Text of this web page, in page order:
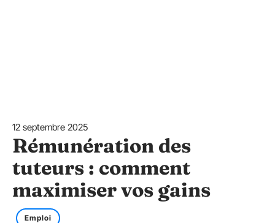
12 septembre 2025
Rémunération des
tuteurs : comment
maximiser vos gains
Emploi